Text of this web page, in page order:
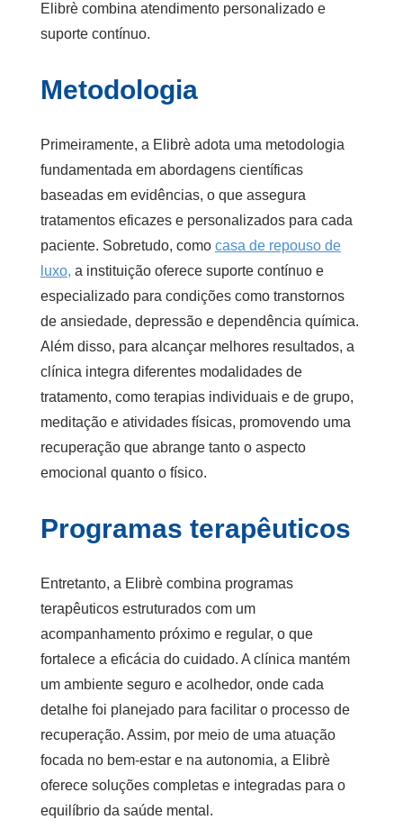
Elibrè combina atendimento personalizado e
suporte contínuo.
Metodologia
Primeiramente, a Elibrè adota uma metodologia
fundamentada em abordagens científicas
baseadas em evidências, o que assegura
tratamentos eficazes e personalizados para cada
paciente. Sobretudo, como casa de repouso de
luxo, a instituição oferece suporte contínuo e
especializado para condições como transtornos
de ansiedade, depressão e dependência química.
Além disso, para alcançar melhores resultados, a
clínica integra diferentes modalidades de
tratamento, como terapias individuais e de grupo,
meditação e atividades físicas, promovendo uma
recuperação que abrange tanto o aspecto
emocional quanto o físico.
Programas terapêuticos
Entretanto, a Elibrè combina programas
terapêuticos estruturados com um
acompanhamento próximo e regular, o que
fortalece a eficácia do cuidado. A clínica mantém
um ambiente seguro e acolhedor, onde cada
detalhe foi planejado para facilitar o processo de
recuperação. Assim, por meio de uma atuação
focada no bem-estar e na autonomia, a Elibrè
oferece soluções completas e integradas para o
equilíbrio da saúde mental.